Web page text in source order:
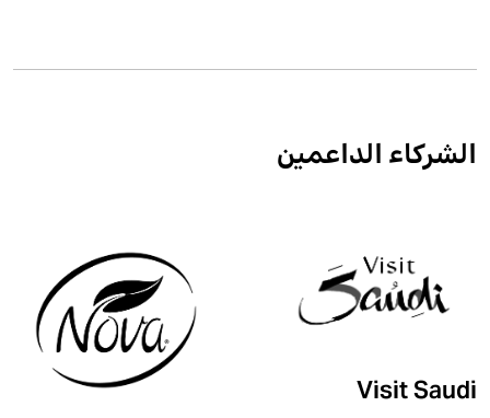
الشركاء الداعمين
Visit Saudi